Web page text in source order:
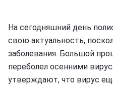
На сегодняшний день
свою актуальность,
заболевания. Большой
переболел осенними
утверждают, что вирус